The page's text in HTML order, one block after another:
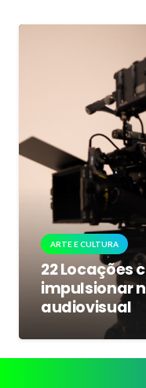
ARTE E CULTURA
22 Locações
impulsionar
audiovisual